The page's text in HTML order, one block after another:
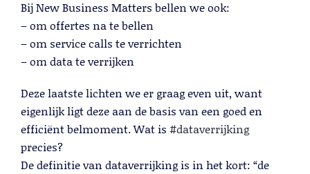
Bij New Business Matters bellen we ook:
– om offertes na te bellen
– om service calls te verrichten
– om data te verrijken
Deze laatste lichten we er graag even uit, want
eigenlijk ligt deze aan de basis van een goed en
efficiënt belmoment. Wat is hashtag
#dataverrijking
precies?
De definitie van dataverrijking is in het kort: “de